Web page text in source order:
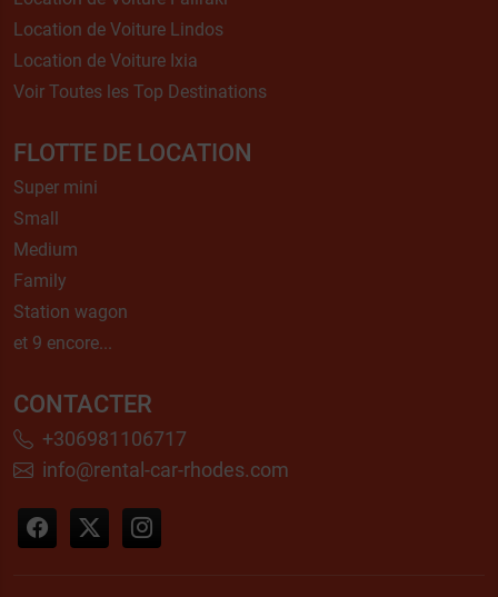
Location de Voiture Lindos
Location de Voiture Ixia
Voir Toutes les Top Destinations
FLOTTE DE LOCATION
Super mini
Small
Medium
Family
Station wagon
et 9 encore...
CONTACTER
+306981106717
info@rental-car-rhodes.com